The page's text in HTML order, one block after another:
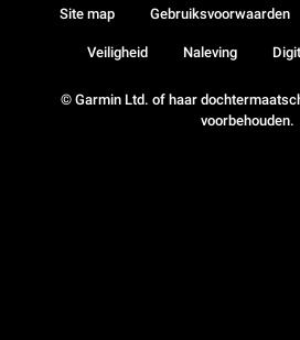
© Garmin Ltd. of haar
voorbehouden.
Site map Gebruiksvoorwaarden
Veiligheid Naleving